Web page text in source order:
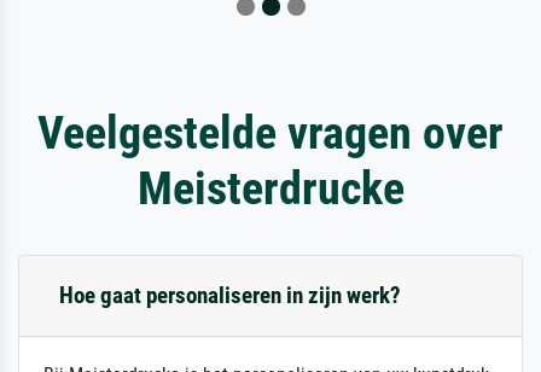
Veelgestelde vragen over
Meisterdrucke
Hoe gaat personaliseren in zijn werk?